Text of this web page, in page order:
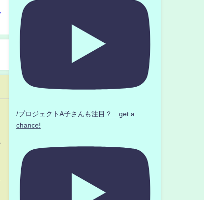
/プロジェクトA子さんも注目？ get a
chance!